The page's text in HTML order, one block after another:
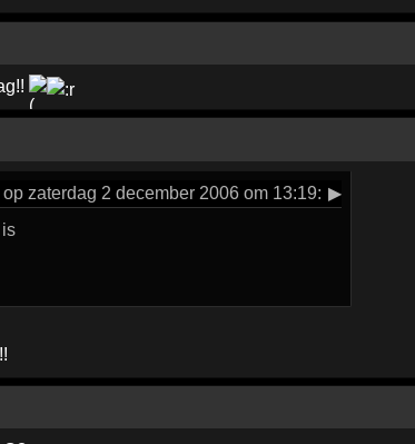
zaterdag 2 december 2006 om 13:19: ▶